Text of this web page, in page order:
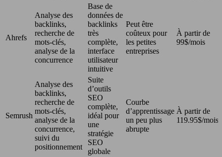
Ahrefs
Analyse des
backlinks,
recherche de
mots-clés,
analyse de la
concurrence
Base de
données de
backlinks
très
complète,
interface
utilisateur
intuitive
Peut être
coûteux pour
les petites
entreprises
À partir de
99$/mois
Semrush
Analyse des
backlinks,
recherche de
mots-clés,
analyse de la
concurrence,
suivi du
positionnement
Suite
d’outils
SEO
complète,
idéal pour
une
stratégie
SEO
globale
Courbe
d’apprentissage
un peu plus
abrupte
À partir de
119.95$/mois